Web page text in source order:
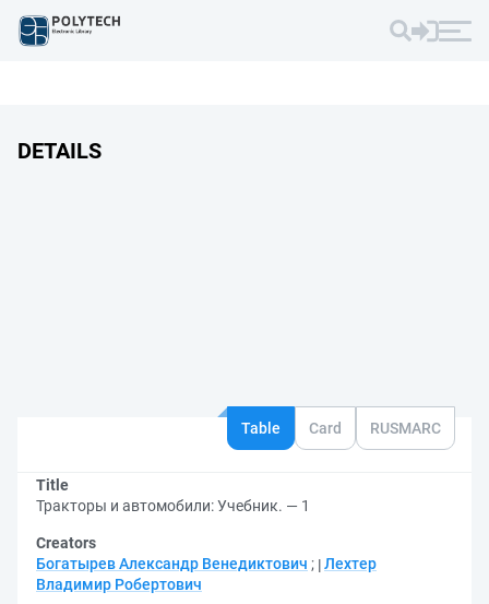
DETAILS
Table Card RUSMARC
Title
Тракторы и автомобили: Учебник. — 1
Creators
Богатырев Александр Венедиктович ; Лехтер
Владимир Робертович